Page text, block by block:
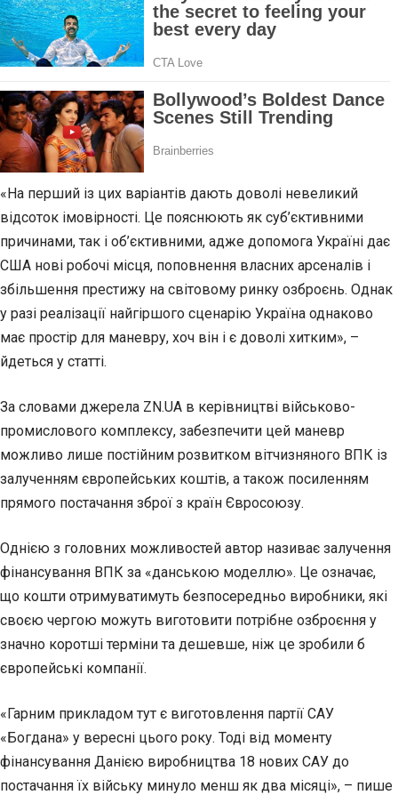
«На перший із цих варіантів дають доволі невеликий
відсоток імовірності. Це пояснюють як суб’єктивними
причинами, так і об’єктивними, адже допомога Україні дає
США нові робочі місця, поповнення власних арсеналів і
збільшення престижу на світовому ринку озброєнь. Однак
у разі реалізації найгіршого сценарію Україна однаково
має простір для маневру, хоч він і є доволі хитким», –
йдеться у статті.
За словами джерела ZN.UA в керівництві військово-
промислового комплексу, забезпечити цей маневр
можливо лише постійним розвитком вітчизняного ВПК із
залученням європейських коштів, а також посиленням
прямого постачання зброї з країн Євросоюзу.
Однією з головних можливостей автор називає залучення
фінансування ВПК за «данською моделлю». Це означає,
що кошти отримуватимуть безпосередньо виробники, які
своєю чергою можуть виготовити потрібне озброєння у
значно коротші терміни та дешевше, ніж це зробили б
європейські компанії.
«Гарним прикладом тут є виготовлення партії САУ
«Богдана» у вересні цього року. Тоді від моменту
фінансування Данією виробництва 18 нових САУ до
постачання їх війську минуло менш як два місяці», – пише